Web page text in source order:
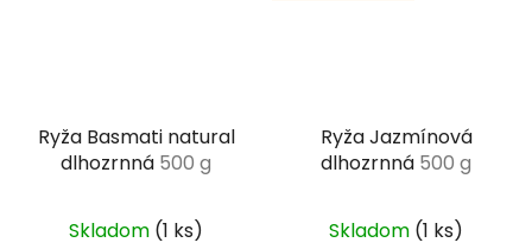
Ryža Basmati natural
dlhozrnná 500 g
Skladom (1 ks)
Ryža Jazmínová
dlhozrnná 500 g
Skladom (1 ks)